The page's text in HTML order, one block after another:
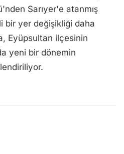
Sarıyer'e atanmış
bir yer değişikliği daha
Eyüpsultan ilçesinin
yeni bir dönemin